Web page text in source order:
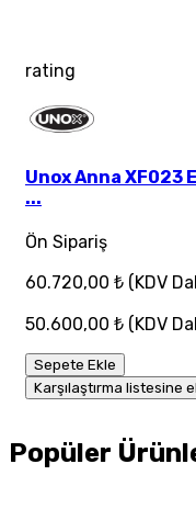
rating
Unox Anna
...
Ön Sipariş
60.720,00 ₺ (KDV
50.600,00 ₺ (KDV
Sepete Ekle
Karşılaştırma listesine
Popüler